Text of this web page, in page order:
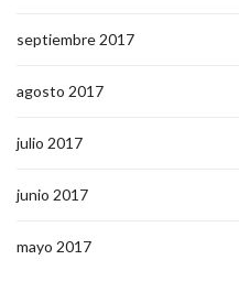
septiembre 2017
agosto 2017
julio 2017
junio 2017
mayo 2017